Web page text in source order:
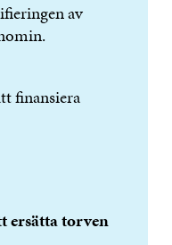
av
finansiera
ersätta torven